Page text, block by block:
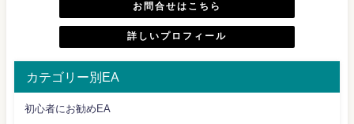
お問合せはこちら
詳しいプロフィール
カテゴリー別EA
初心者にお勧めEA